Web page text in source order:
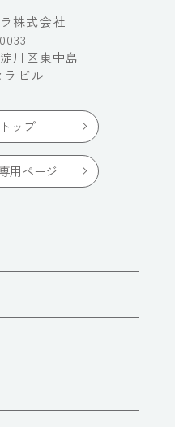
株式会社
川区東中島
ラビル
ップ
用ページ